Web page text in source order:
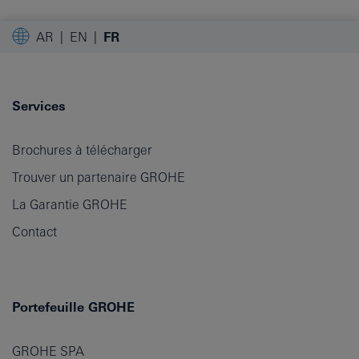
AR EN FR
Services
Brochures à télécharger
Trouver un partenaire GROHE
La Garantie GROHE
Contact
Portefeuille GROHE
GROHE SPA